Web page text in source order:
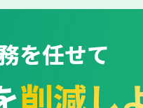
を任せて
削減し